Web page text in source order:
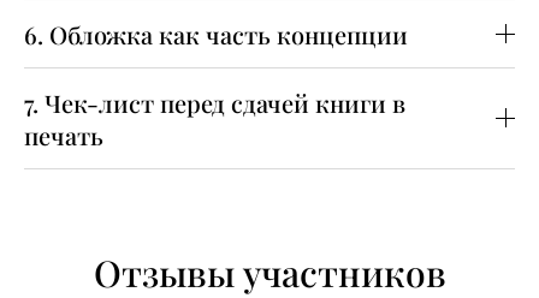
6. Обложка как часть концепции
7. Чек-лист перед сдачей книги в
печать
Отзывы участников